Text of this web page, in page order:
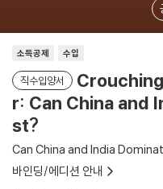
소득공제 수입
직수입양서
r: Can China and
st?
Can China and India
바인딩/에디션 안내